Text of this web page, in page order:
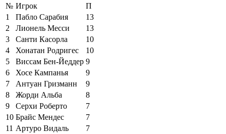
№ Игрок
П
1
Пабло Сарабия
13
2
Лионель Месси
13
3
Санти Касорла
10
4
Хонатан Родригес
10
5
Виссам Бен-Йеддер 9
6
Хосе Кампанья
9
7
Антуан Гризманн
9
8
Жорди Альба
8
9
Серхи Роберто
7
10 Брайс Мендес
7
11 Артуро Видаль
7